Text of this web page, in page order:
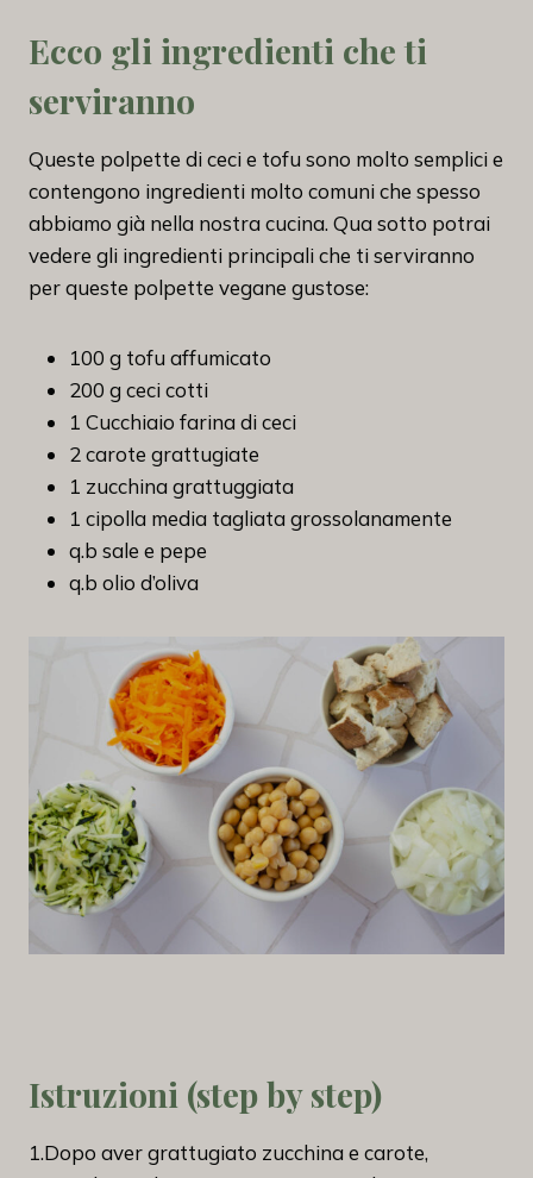
Ecco gli ingredienti che ti
serviranno
Queste polpette di ceci e tofu sono molto semplici e
contengono ingredienti molto comuni che spesso
abbiamo già nella nostra cucina. Qua sotto potrai
vedere gli ingredienti principali che ti serviranno
per queste polpette vegane gustose:
100 g tofu affumicato
200 g ceci cotti
1 Cucchiaio farina di ceci
2 carote grattugiate
1 zucchina grattuggiata
1 cipolla media tagliata grossolanamente
q.b sale e pepe
q.b olio d’oliva
Istruzioni (step by step)
1.Dopo aver grattugiato zucchina e carote,